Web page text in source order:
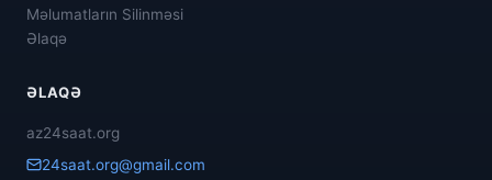
Məlumatların Silinməsi
Əlaqə
ƏLAQƏ
az24saat.org
24saat.org@gmail.com